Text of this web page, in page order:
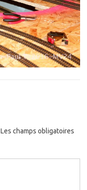
Les champs obligatoires